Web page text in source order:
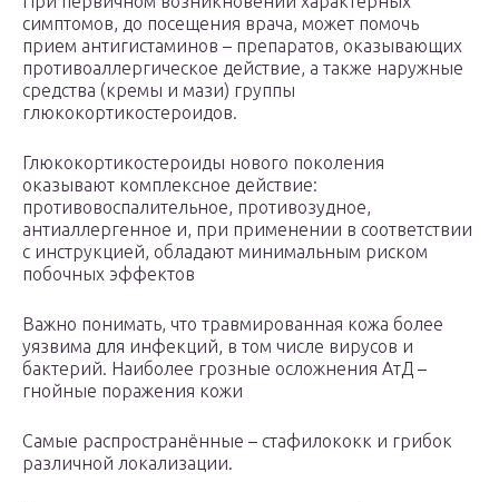
симптомов, до посещения врача, может помочь
прием антигистаминов – препаратов, оказывающих
противоаллергическое действие, а также наружные
средства (кремы и мази) группы
глюкокортикостероидов.
Глюкокортикостероиды нового поколения
оказывают комплексное действие:
противовоспалительное, противозудное,
антиаллергенное и, при применении в соответствии
с инструкцией, обладают минимальным риском
побочных эффектов
Важно понимать, что травмированная кожа более
уязвима для инфекций, в том числе вирусов и
бактерий. Наиболее грозные осложнения АтД –
гнойные поражения кожи
Самые распространённые – стафилококк и грибок
различной локализации.